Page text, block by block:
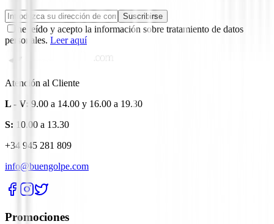
Suscribirse
he leído y acepto la información sobre tratamiento de datos
personales. Leer aquí
Atención al Cliente
L - V: 9.00 a 14.00 y 16.00 a 19.30
S: 10.00 a 13.30
+34 945 281 809
info@buengolpe.com
Promociones